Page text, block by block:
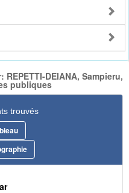
DEIANA, Sampieru,
publiques
trouvés